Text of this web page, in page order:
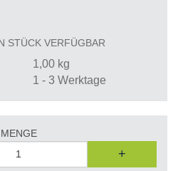
STÜCK VERFÜGBAR
1,00 kg
1 - 3 Werktage
MENGE
+